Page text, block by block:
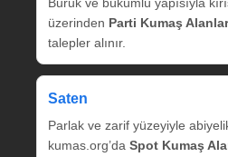
üzerinden Parti Kumaş Alanlar
talepler alınır.
Saten
Parlak ve zarif yüzeyiyle
kumas.org’da Spot Kumaş